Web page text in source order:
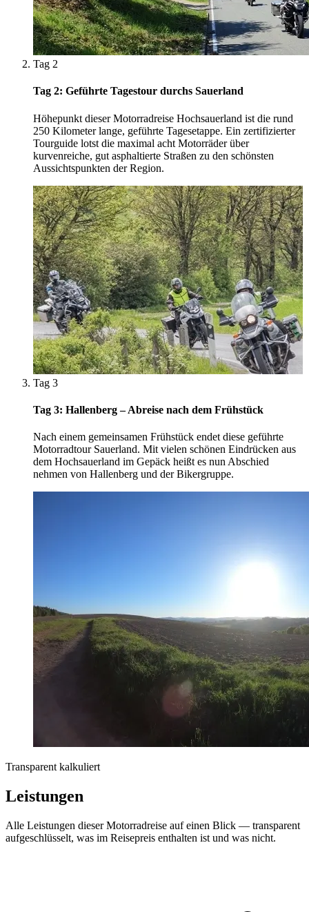
Tag 2
Tag 2: Geführte Tagestour durchs Sauerland
Höhepunkt dieser Motorradreise Hochsauerland ist die rund
250 Kilometer lange, geführte Tagesetappe. Ein zertifizierter
Tourguide lotst die maximal acht Motorräder über
kurvenreiche, gut asphaltierte Straßen zu den schönsten
Aussichtspunkten der Region.
Tag 3
Tag 3: Hallenberg – Abreise nach dem Frühstück
Nach einem gemeinsamen Frühstück endet diese geführte
Motorradtour Sauerland. Mit vielen schönen Eindrücken aus
dem Hochsauerland im Gepäck heißt es nun Abschied
nehmen von Hallenberg und der Bikergruppe.
Transparent kalkuliert
Leistungen
Alle Leistungen dieser Motorradreise auf einen Blick — transparent
aufgeschlüsselt, was im Reisepreis enthalten ist und was nicht.